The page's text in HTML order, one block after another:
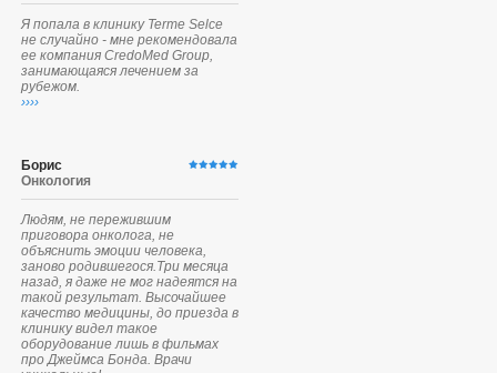
Я попала в клинику Terme Selce
не случайно - мне рекомендовала
ее компания CredoMed Group,
занимающаяся лечением за
рубежом.
››››
Борис
Онкология
Людям, не пережившим
приговора онколога, не
объяснить эмоции человека,
заново родившегося.Три месяца
назад, я даже не мог надеятся на
такой результат. Высочайшее
качество медицины, до приезда в
клинику видел такое
оборудование лишь в фильмах
про Джеймса Бонда. Врачи